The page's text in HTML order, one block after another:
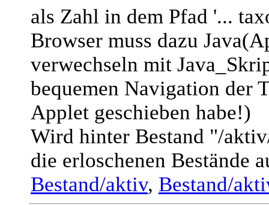
als Zahl in dem Pfad '...
Browser muss dazu
verwechseln mit
bequemen Navigation der
Applet geschieben habe!)
Wird hinter Bestand "/
die erloschenen Bestände
Bestand/aktiv, Bestand/